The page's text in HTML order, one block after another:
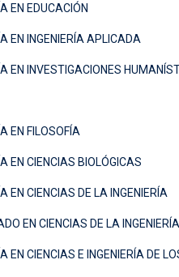
EN EDUCACIÓN
EN INGENIERÍA APLICADA
EN INVESTIGACIONES
EN FILOSOFÍA
EN CIENCIAS BIOLÓGICAS
EN CIENCIAS DE LA INGENIERÍA
EN CIENCIAS DE LA INGENIERÍA
EN CIENCIAS E INGENIERÍA DE